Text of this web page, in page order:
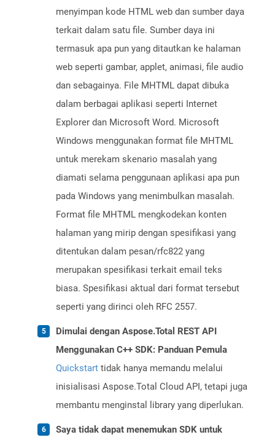
menyimpan kode HTML web dan sumber daya
terkait dalam satu file. Sumber daya ini
termasuk apa pun yang ditautkan ke halaman
web seperti gambar, applet, animasi, file audio
dan sebagainya. File MHTML dapat dibuka
dalam berbagai aplikasi seperti Internet
Explorer dan Microsoft Word. Microsoft
Windows menggunakan format file MHTML
untuk merekam skenario masalah yang
diamati selama penggunaan aplikasi apa pun
pada Windows yang menimbulkan masalah.
Format file MHTML mengkodekan konten
halaman yang mirip dengan spesifikasi yang
ditentukan dalam pesan/rfc822 yang
merupakan spesifikasi terkait email teks
biasa. Spesifikasi aktual dari format tersebut
seperti yang dirinci oleh RFC 2557.
Dimulai dengan Aspose.Total REST API
Menggunakan C++ SDK: Panduan Pemula
Quickstart tidak hanya memandu melalui
inisialisasi Aspose.Total Cloud API, tetapi juga
membantu menginstal library yang diperlukan.
Saya tidak dapat menemukan SDK untuk